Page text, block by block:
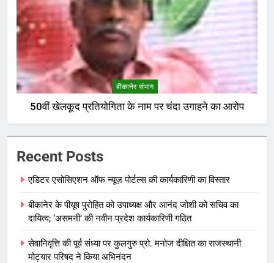
बीकानेर संभाग
50वीं खेलकूद प्रतियोगिता के नाम पर चंदा उगाहने का आरोप
Recent Posts
एडिटर एसोसिएशन ऑफ न्यूज़ पोर्टल्स की कार्यकारिणी का विस्तार
बीकानेर के पीयूष पुरोहित को उपाध्यक्ष और आनंद जोशी को सचिव का
दायित्व; ‘असमनी’ की नवीन प्रदेश कार्यकारिणी गठित
सेवानिवृत्ति की पूर्व संध्या पर कुलगुरु प्रो. मनोज दीक्षित का राजस्थानी
मोट्यार परिषद ने किया अभिनंदन